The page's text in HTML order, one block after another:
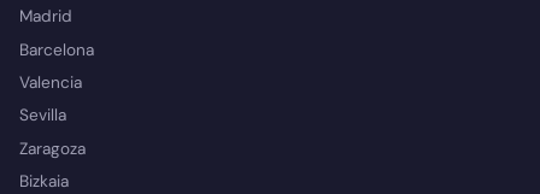
Madrid
Barcelona
Valencia
Sevilla
Zaragoza
Bizkaia